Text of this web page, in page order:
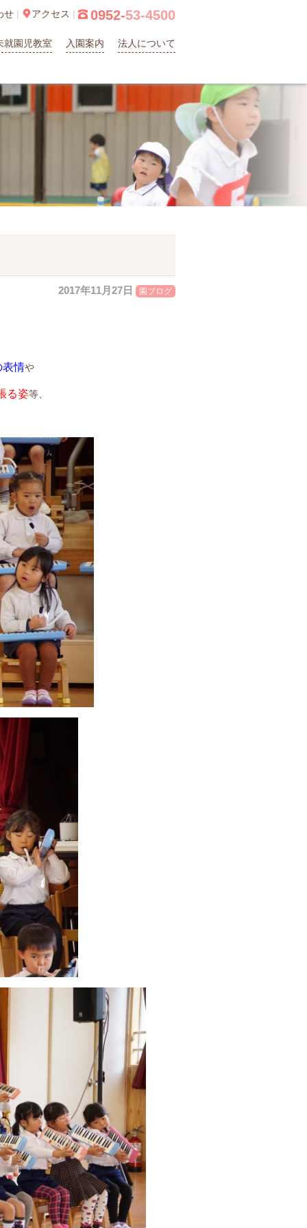
就園児教室 入園案内 法人について
せ | アクセス |  0952-53-4500
2017年11月27日 園ブログ
表情や
る姿等、